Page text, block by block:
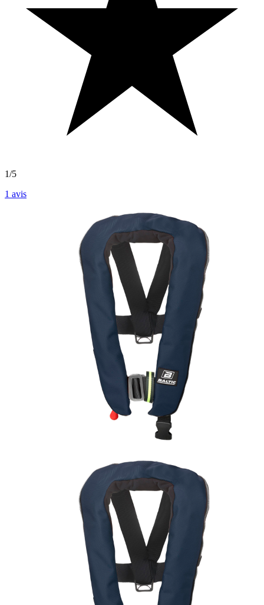
1/5
1 avis